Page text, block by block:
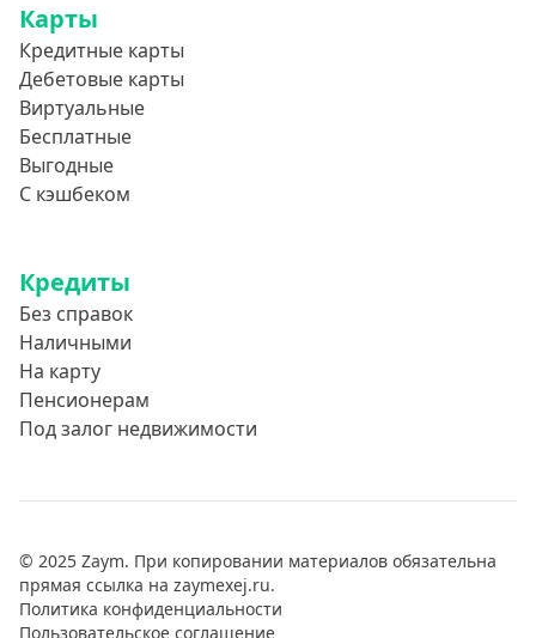
Карты
Кредитные карты
Дебетовые карты
Виртуальные
Бесплатные
Выгодные
С кэшбеком
Кредиты
Без справок
Наличными
На карту
Пенсионерам
Под залог недвижимости
© 2025 Zaym. При копировании материалов обязательна
прямая ссылка на zaymexej.ru.
Политика конфиденциальности
Пользовательское соглашение